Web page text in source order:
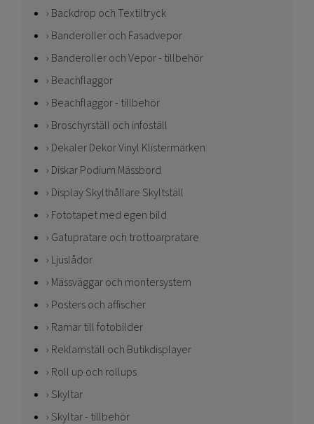
Backdrop och Textiltryck
Banderoller och Fasadvepor
Banderoller och Vepor - tillbehör
Beachflaggor
Beachflaggor - tillbehör
Broschyrställ och infoställ
Dekaler Dekor Vinyl Klistermärken
Diskar Podium Mässbord
Display Skylthållare Skyltställ
Fototapet med egen bild
Gatupratare och trottoarpratare
Ljuslådor
Mässväggar och montersystem
Posters och affischer
Ramar till fotobilder
Reklamställ och Butikdisplayer
Roll up och rollups
Skyltar
Skyltar - tillbehör